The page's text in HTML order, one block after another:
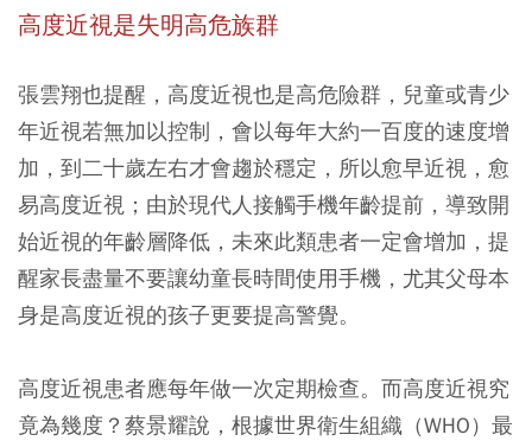
高度近視是失明高危族群
張雲翔也提醒，高度近視也是高危險群，兒童或青少
年近視若無加以控制，會以每年大約一百度的速度增
加，到二十歲左右才會趨於穩定，所以愈早近視，愈
易高度近視；由於現代人接觸手機年齡提前，導致開
始近視的年齡層降低，未來此類患者一定會增加，提
醒家長盡量不要讓幼童長時間使用手機，尤其父母本
身是高度近視的孩子更要提高警覺。
高度近視患者應每年做一次定期檢查。而高度近視究
竟為幾度？蔡景耀說，根據世界衛生組織（WHO）最